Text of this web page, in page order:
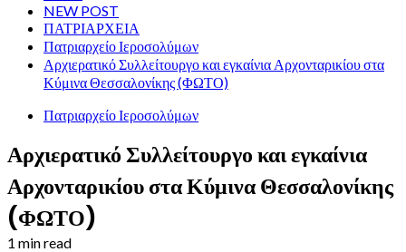
NEW POST
ΠΑΤΡΙΑΡΧΕΙΑ
Πατριαρχείο Ιεροσολύμων
Αρχιερατικό Συλλείτουργο και εγκαίνια Αρχονταρικίου στα
Κύμινα Θεσσαλονίκης (ΦΩΤΟ)
Πατριαρχείο Ιεροσολύμων
Αρχιερατικό Συλλείτουργο και εγκαίνια
Αρχονταρικίου στα Κύμινα Θεσσαλονίκης
(ΦΩΤΟ)
1 min read